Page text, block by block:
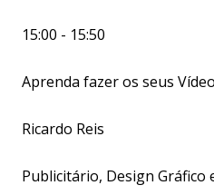
15:00 - 15:50
Aprenda fazer os seus
Ricardo Reis
Publicitário, Design Gráfico